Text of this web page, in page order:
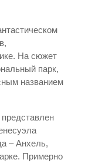
На сюжет
парк,
названием
– Анхель,
Примерно